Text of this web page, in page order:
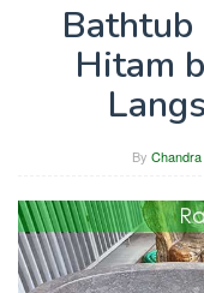
Bathtub
Hitam
By Chandra